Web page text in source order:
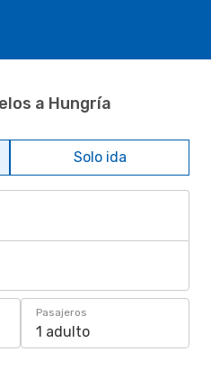
a Hungría
Solo ida
Pasajeros
1 adulto